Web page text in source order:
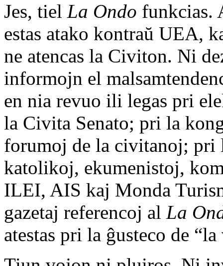
Jes, tiel La Ondo funkcias.
estas atako kontraŭ UEA,
ne atencas la Civiton. Ni
informojn el
en nia revuo ili legas pri
la Civita Senato; pri la
forumoj de la civitanoj; pri
katolikoj, ekumenistoj,
ILEI, AIS kaj Monda
gazetaj referencoj al La
atestas pri la ĝusteco de